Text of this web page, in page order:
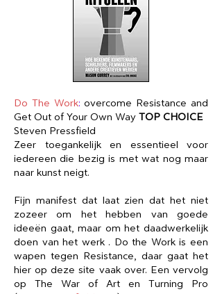
Do The Work: overcome Resistance and
Get Out of Your Own Way TOP CHOICE
Steven Pressfield
Zeer toegankelijk en essentieel voor
iedereen die bezig is met wat nog maar
naar kunst neigt.
Fijn manifest dat laat zien dat het niet
zozeer om het hebben van goede
ideeën gaat, maar om het daadwerkelijk
doen van het werk . Do the Work is een
wapen tegen Resistance, daar gaat het
hier op deze site vaak over. Een vervolg
op The War of Art en Turning Pro